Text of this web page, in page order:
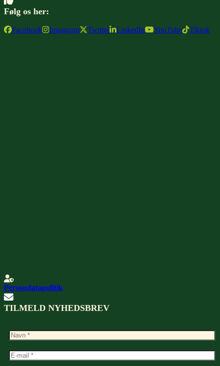
Følg os her:
Facebook Instagram Twitter LinkedIn YouTube Tiktok
Persondatapolitik
TILMELD NYHEDSBREV